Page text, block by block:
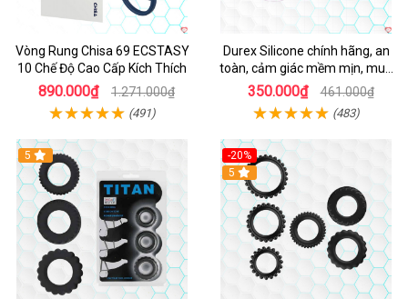
Vòng Rung Chisa 69 ECSTASY
10 Chế Độ Cao Cấp Kích Thích
890.000₫ 1.271.000₫
(491)
Durex Silicone chính hãng, an
toàn, cảm giác mềm mịn, mua
ngay
350.000₫ 461.000₫
(483)
5
-20%
Hot
5